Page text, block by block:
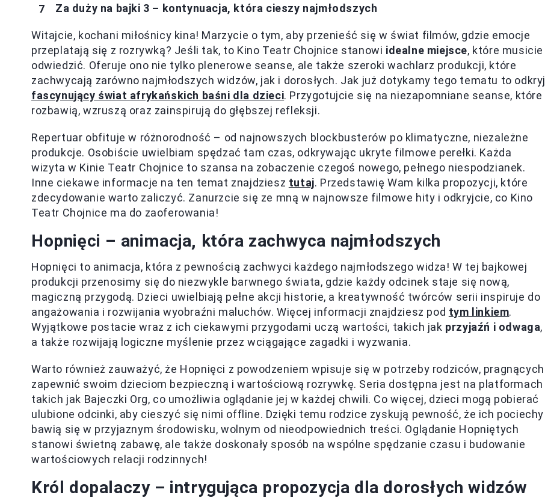
Za duży na bajki 3 – kontynuacja, która cieszy najmłodszych
Witajcie, kochani miłośnicy kina! Marzycie o tym, aby przenieść się w świat filmów, gdzie emocje
przeplatają się z rozrywką? Jeśli tak, to Kino Teatr Chojnice stanowi idealne miejsce, które musicie
odwiedzić. Oferuje ono nie tylko plenerowe seanse, ale także szeroki wachlarz produkcji, które
zachwycają zarówno najmłodszych widzów, jak i dorosłych. Jak już dotykamy tego tematu to odkryj
fascynujący świat afrykańskich baśni dla dzieci. Przygotujcie się na niezapomniane seanse, które
rozbawią, wzruszą oraz zainspirują do głębszej refleksji.
Repertuar obfituje w różnorodność – od najnowszych blockbusterów po klimatyczne, niezależne
produkcje. Osobiście uwielbiam spędzać tam czas, odkrywając ukryte filmowe perełki. Każda
wizyta w Kinie Teatr Chojnice to szansa na zobaczenie czegoś nowego, pełnego niespodzianek.
Inne ciekawe informacje na ten temat znajdziesz tutaj. Przedstawię Wam kilka propozycji, które
zdecydowanie warto zaliczyć. Zanurzcie się ze mną w najnowsze filmowe hity i odkryjcie, co Kino
Teatr Chojnice ma do zaoferowania!
Hopnięci – animacja, która zachwyca najmłodszych
Hopnięci to animacja, która z pewnością zachwyci każdego najmłodszego widza! W tej bajkowej
produkcji przenosimy się do niezwykle barwnego świata, gdzie każdy odcinek staje się nową,
magiczną przygodą. Dzieci uwielbiają pełne akcji historie, a kreatywność twórców serii inspiruje do
angażowania i rozwijania wyobraźni maluchów. Więcej informacji znajdziesz pod tym linkiem.
Wyjątkowe postacie wraz z ich ciekawymi przygodami uczą wartości, takich jak przyjaźń i odwaga,
a także rozwijają logiczne myślenie przez wciągające zagadki i wyzwania.
Warto również zauważyć, że Hopnięci z powodzeniem wpisuje się w potrzeby rodziców, pragnących
zapewnić swoim dzieciom bezpieczną i wartościową rozrywkę. Seria dostępna jest na platformach
takich jak Bajeczki Org, co umożliwia oglądanie jej w każdej chwili. Co więcej, dzieci mogą pobierać
ulubione odcinki, aby cieszyć się nimi offline. Dzięki temu rodzice zyskują pewność, że ich pociechy
bawią się w przyjaznym środowisku, wolnym od nieodpowiednich treści. Oglądanie Hopniętych
stanowi świetną zabawę, ale także doskonały sposób na wspólne spędzanie czasu i budowanie
wartościowych relacji rodzinnych!
Król dopalaczy – intrygująca propozycja dla dorosłych widzów